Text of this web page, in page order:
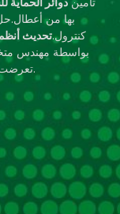
بها من
كنترول.تحديث
بواسطة مهندس
تعرضت للسوائل بواسطة أحدث التقنيات.